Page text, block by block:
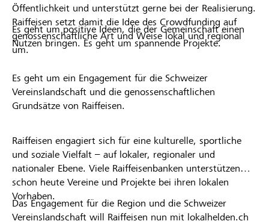
Öffentlichkeit und unterstützt gerne bei der Realisierung.
Raiffeisen setzt damit die Idee des Crowdfunding auf
genossenschaftliche Art und Weise lokal und regional
um.
Es geht um positive Ideen, die der Gemeinschaft einen
Nutzen bringen. Es geht um spannende Projekte.
Es geht um ein Engagement für die Schweizer
Vereinslandschaft und die genossenschaftlichen
Grundsätze von Raiffeisen.
Raiffeisen engagiert sich für eine kulturelle, sportliche
und soziale Vielfalt – auf lokaler, regionaler und
nationaler Ebene. Viele Raiffeisenbanken unterstützen
schon heute Vereine und Projekte bei ihren lokalen
Vorhaben.
Das Engagement für die Region und die Schweizer
Vereinslandschaft will Raiffeisen nun mit lokalhelden.ch